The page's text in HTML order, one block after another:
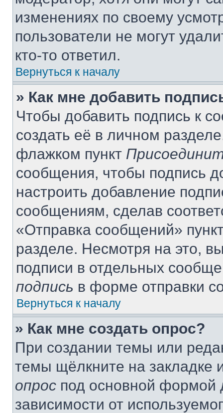
изменениях по своему
пользователи не могут
кто-то ответил.
Вернуться к началу
» Как мне добавить
Чтобы добавить подпись к
создать её в личном
флажком пункт
сообщения, чтобы подпись
настроить добавление
сообщениям, сделав
«Отправка сообщений»
разделе. Несмотря на это,
подписи в отдельных
подпись в форме отправки
Вернуться к началу
» Как мне создать опрос?
При создании темы или
темы щёлкните на
опрос под основной формой
зависимости от